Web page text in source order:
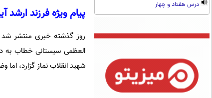
درس هفتاد و چهار
پیام ویژه فرزند ارشد
روز گذشته خبری منتشر شد
العظمی سیستانی خطاب به
شهید انقلاب نماز گزارد،